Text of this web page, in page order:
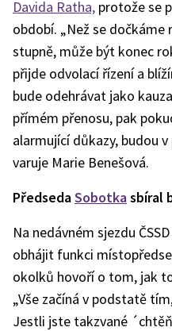
Davida Ratha, protože se
období. „Než se dočkáme
stupně, může být konec
přijde odvolací řízení a
bude odehrávat jako kauza
přímém přenosu, pak
alarmující důkazy, budou
varuje Marie Benešová.
PředsedaSobotkasbíral
Na nedávném sjezdu
obhájit funkci
okolků hovoří o tom, jak
„Vše začíná v podstatě
Jestli jste takzvané